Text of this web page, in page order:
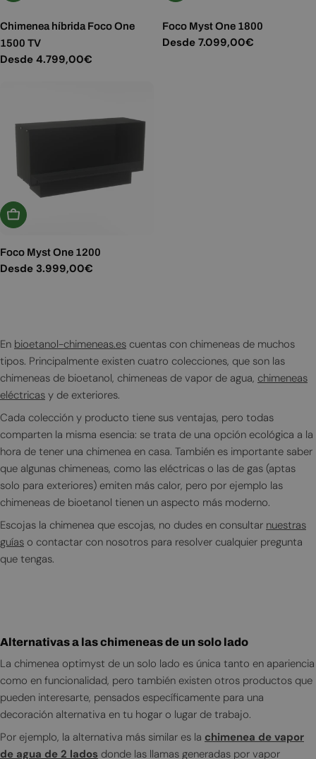
Chimenea híbrida Foco One
1500 TV
Precio
Desde 4.799,00€
Foco Myst One 1800
Precio
Desde 7.099,00€
Elige Opciones
Foco Myst One 1200
Precio
Desde 3.999,00€
En bioetanol-chimeneas.es cuentas con chimeneas de muchos
tipos. Principalmente existen cuatro colecciones, que son las
chimeneas de bioetanol, chimeneas de vapor de agua, chimeneas
eléctricas y de exteriores.
Cada colección y producto tiene sus ventajas, pero todas
comparten la misma esencia: se trata de una opción ecológica a la
hora de tener una chimenea en casa. También es importante saber
que algunas chimeneas, como las eléctricas o las de gas (aptas
solo para exteriores) emiten más calor, pero por ejemplo las
chimeneas de bioetanol tienen un aspecto más moderno.
Escojas la chimenea que escojas, no dudes en consultar nuestras
guías o contactar con nosotros para resolver cualquier pregunta
que tengas.
Alternativas a las chimeneas de un solo lado
La chimenea optimyst de un solo lado es única tanto en apariencia
como en funcionalidad, pero también existen otros productos que
pueden interesarte, pensados específicamente para una
decoración alternativa en tu hogar o lugar de trabajo.
Por ejemplo, la alternativa más similar es la chimenea de vapor
de agua de 2 lados donde las llamas generadas por vapor